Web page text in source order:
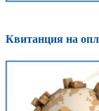
Квитанция на